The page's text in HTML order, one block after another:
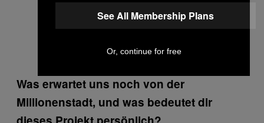
Was erwartet uns noch von der
Millionenstadt, und was bedeutet dir
See All Membership Plans
Or, continue for free